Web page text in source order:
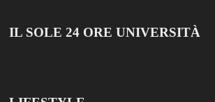
IL SOLE 24 ORE UNIVERSITÀ